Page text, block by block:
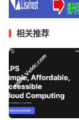
相关推荐